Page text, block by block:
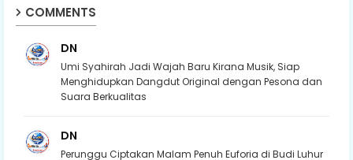
COMMENTS
DN
Umi Syahirah Jadi Wajah Baru Kirana Musik, Siap
Menghidupkan Dangdut Original dengan Pesona dan
Suara Berkualitas
DN
Perunggu Ciptakan Malam Penuh Euforia di Budi Luhur